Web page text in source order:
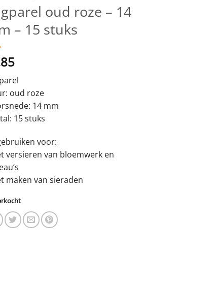
oud roze – 14
– 15 stuks
oud roze
14 mm
15 stuks
voor:
versieren van bloemwerk en
maken van sieraden